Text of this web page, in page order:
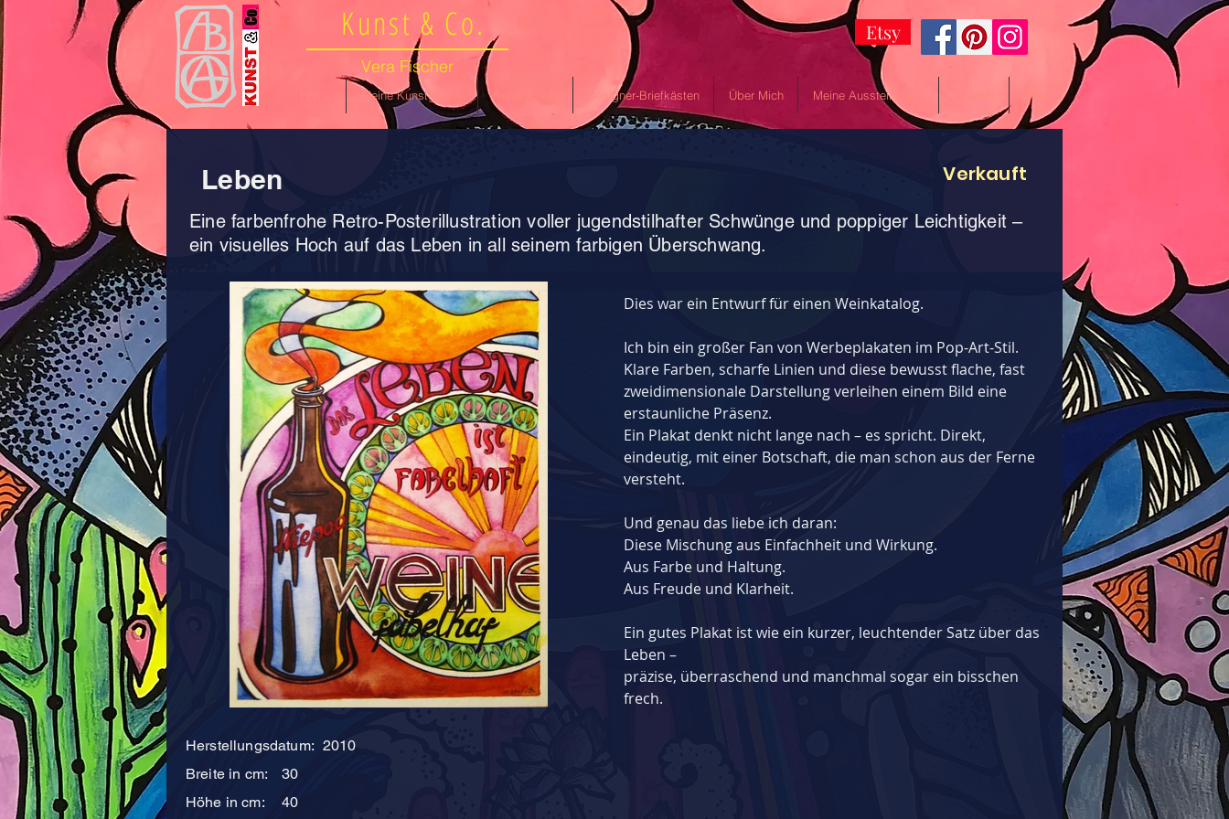
Kunst & Co. Etsy
Vera Fischer
Meine Kunstgalerie Kunstschule Designer-Briefkästen Über Mich Meine Ausstellungen Blog
Leben Verkauft
Eine farbenfrohe Retro-Posterillustration voller jugendstilhafter Schwünge und poppiger Leichtigkeit –
ein visuelles Hoch auf das Leben in all seinem farbigen Überschwang.
Herstellungsdatum: 2010
Breite in cm:
30
Höhe in cm:
40
Dies war ein Entwurf für einen Weinkatalog.
Ich bin ein großer Fan von Werbeplakaten im Pop-Art-Stil.
Klare Farben, scharfe Linien und diese bewusst flache, fast
zweidimensionale Darstellung verleihen einem Bild eine
erstaunliche Präsenz.
Ein Plakat denkt nicht lange nach – es spricht. Direkt,
eindeutig, mit einer Botschaft, die man schon aus der Ferne
versteht.
Und genau das liebe ich daran:
Diese Mischung aus Einfachheit und Wirkung.
Aus Farbe und Haltung.
Aus Freude und Klarheit.
Ein gutes Plakat ist wie ein kurzer, leuchtender Satz über das
Leben –
präzise, überraschend und manchmal sogar ein bisschen
frech.